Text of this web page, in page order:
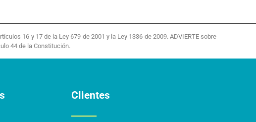
16 y 17 de la Ley 679 de 2001 y la Ley 1336 de 2009. ADVIERTE sobre
44 de la Constitución.
Clientes